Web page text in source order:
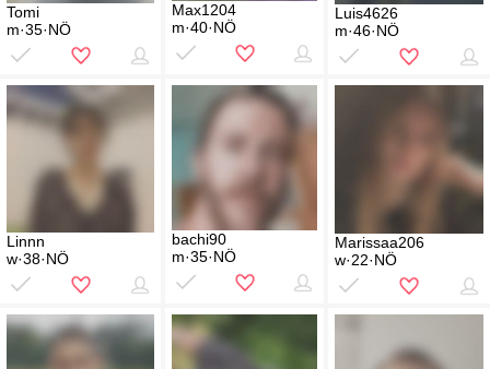
Tomi
m·35·NÖ
Max1204
m·40·NÖ
Luis4626
m·46·NÖ
Linnn
w·38·NÖ
bachi90
m·35·NÖ
Marissaa206
w·22·NÖ